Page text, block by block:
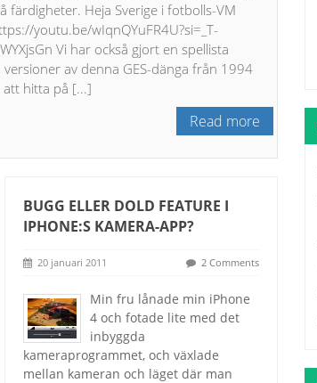
färdigheter. Heja Sverige i fotbolls-VM
youtu.be/wIqnQYuFR4U?si=_T-
Vi har också gjort en spellista
versioner av denna GES-dänga från 1994
att hitta på [...]
Read more
BUGG ELLER DOLD FEATURE I
IPHONE:S KAMERA-APP?
20 januari 2011 2 Comments
Min fru lånade min iPhone
4 och fotade lite med det
inbyggda
kameraprogrammet, och växlade
mellan kameran och läget där man